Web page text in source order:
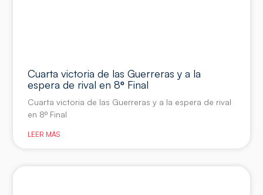
Cuarta victoria de las Guerreras y a la
espera de rival en 8º Final
Cuarta victoria de las Guerreras y a la espera de rival
en 8º Final
LEER MÁS